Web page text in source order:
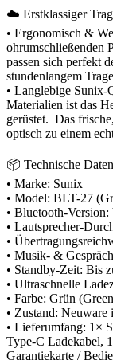
☁️ Erstklassiger
• Ergonomisch &
ohrumschließenden
passen sich perfekt
stundenlangem
• Langlebige Sunix-
Materialien ist das
gerüstet. Das
optisch zu einem
📦 Technische
• Marke: Sunix
• Model: BLT-27
• Bluetooth-
• Lautsprecher-
•
• Musik- &
• Standby-Zeit: Bis
• Ultraschnelle
• Farbe: Grün
• Zustand:
• Lieferumfang: 1×
Type-C Ladekabel,
Garantiekarte /